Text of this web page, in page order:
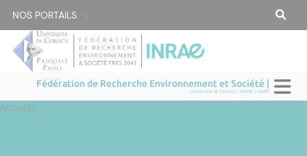
NOS PORTAILS :
Fédération de Recherche Environnement et Société |
Università di Corsica / INRAE / CNRS
Attualità